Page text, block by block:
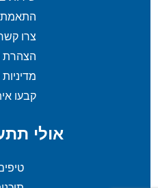
התאמת
צרו
הצהרת
קבעו
אולי